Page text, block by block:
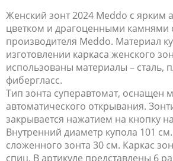
Женский зонт 2024 Meddo с ярким
цветком и драгоценными камнями
производителя Meddo. Материал
изготовлении каркаса женского
использованы материалы – сталь,
фибергласс.
Тип зонта суперавтомат, оснащен
автоматического открывания.
закрывается нажатием на кнопку
Внутренний диаметр купола 101
сложенного зонта 30 см. Каркас
спиц. В артикуле представлены 6